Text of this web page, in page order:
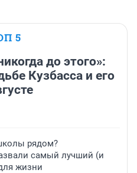
5
до этого»:
Кузбасса и его
рядом?
самый лучший (и
жизни